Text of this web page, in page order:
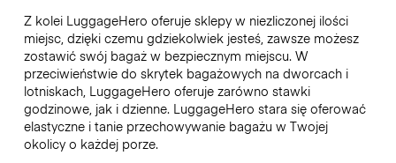
Z kolei LuggageHero oferuje sklepy w niezliczonej ilości
miejsc, dzięki czemu gdziekolwiek jesteś, zawsze możesz
zostawić swój bagaż w bezpiecznym miejscu. W
przeciwieństwie do skrytek bagażowych na dworcach i
lotniskach, LuggageHero oferuje zarówno stawki
godzinowe, jak i dzienne. LuggageHero stara się oferować
elastyczne i tanie przechowywanie bagażu w Twojej
okolicy o każdej porze.